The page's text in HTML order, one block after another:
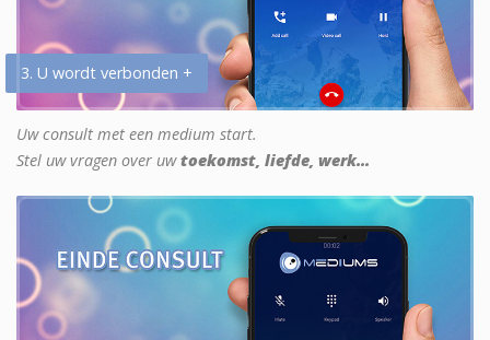
3. U wordt verbonden +
Uw consult met een medium start.
Stel uw vragen over uwtoekomst, liefde, werk...